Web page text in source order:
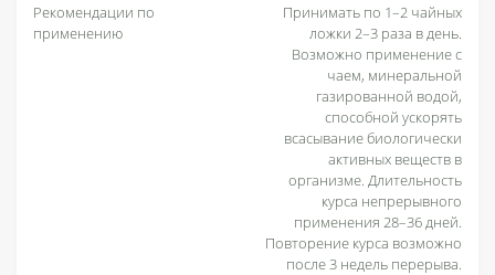
Рекомендации по
применению
Принимать по 1–2 чайных
ложки 2–3 раза в день.
Возможно применение с
чаем, минеральной
газированной водой,
способной ускорять
всасывание биологически
активных веществ в
организме. Длительность
курса непрерывного
применения 28–36 дней.
Повторение курса возможно
после 3 недель перерыва.